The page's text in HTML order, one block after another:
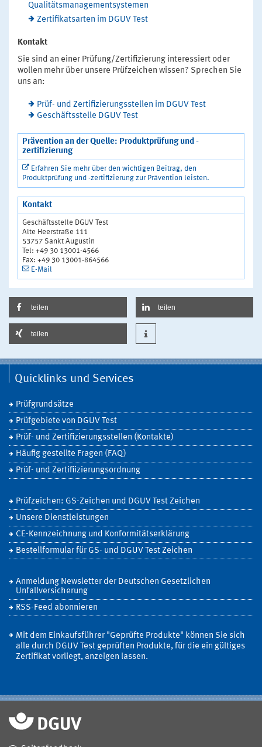
Qualitätsmanagementsystemen
Zertifikatsarten im DGUV Test
Kontakt
Sie sind an einer Prüfung/Zertifizierung interessiert oder
wollen mehr über unsere Prüfzeichen wissen? Sprechen Sie
uns an:
Prüf- und Zertifizierungsstellen im DGUV Test
Geschäftsstelle DGUV Test
Prävention an der Quelle: Produktprüfung und -
zertifizierung
Erfahren Sie mehr über den wichtigen Beitrag, den
Produktprüfung und -zertifizierung zur Prävention leisten.
Kontakt
Geschäftsstelle DGUV Test
Alte Heerstraße 111
53757 Sankt Augustin
Tel: +49 30 13001-4566
Fax: +49 30 13001-864566
E-Mail
teilen teilen
teilen
Quicklinks und Services
Prüfgrundsätze
Prüfgebiete von DGUV Test
Prüf- und Zertifizierungsstellen (Kontakte)
Häufig gestellte Fragen (FAQ)
Prüf- und Zertifiizierungsordnung
Prüfzeichen: GS-Zeichen und DGUV Test Zeichen
Unsere Dienstleistungen
CE-Kennzeichnung und Konformitätserklärung
Bestellformular für GS- und DGUV Test Zeichen
Anmeldung Newsletter der Deutschen Gesetzlichen
Unfallversicherung
RSS-Feed abonnieren
Mit dem Einkaufsführer "Geprüfte Produkte" können Sie sich
alle durch DGUV Test geprüften Produkte, für die ein gültiges
Zertifikat vorliegt, anzeigen lassen.